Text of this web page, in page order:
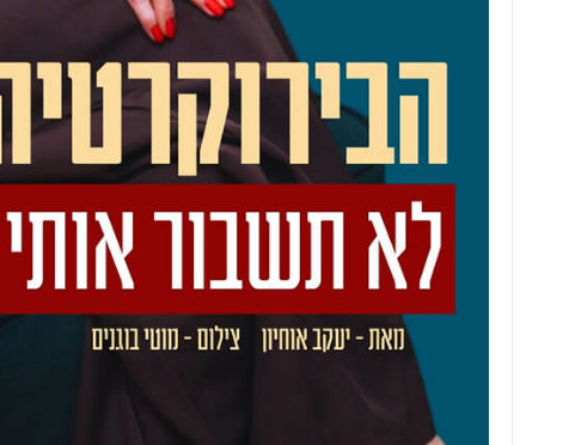
אדריכלות ועיצוב
אולם תצוגה חדש לקמחי תאורה